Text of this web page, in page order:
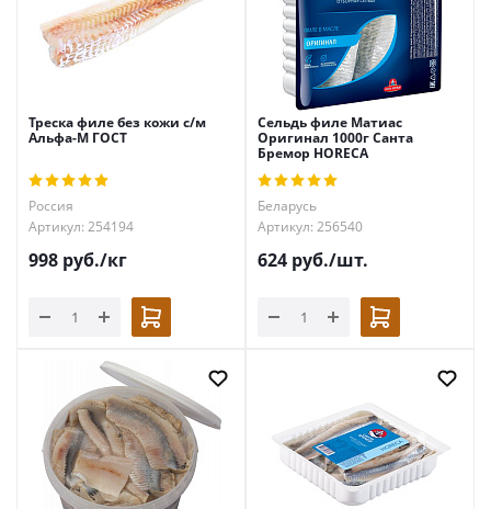
Треска филе без кожи с/м
Альфа-М ГОСТ
Россия
Артикул: 254194
998 руб./кг
Сельдь филе Матиас
Оригинал 1000г Санта
Бремор HORECA
Беларусь
Артикул: 256540
624 руб./шт.